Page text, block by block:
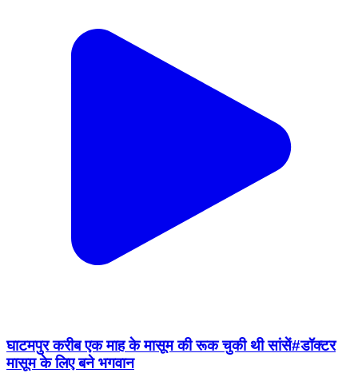
घाटमपुर करीब एक माह के मासूम की रूक चुकी थी सांसें#डॉक्टर
मासूम के लिए बने भगवान